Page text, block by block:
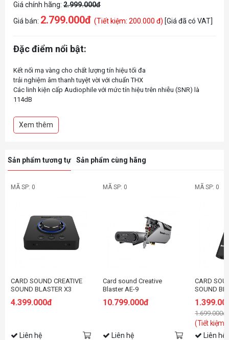
Giá chính hãng: 2.999.000đ
Giá bán: 2.799.000đ (Tiết kiệm: 200.000 đ) [Giá đã có VAT]
Đặc điểm nổi bật:
Kết nối mạ vàng cho chất lượng tín hiệu tối đa
trải nghiệm âm thanh tuyệt vời với chuẩn THX
Các linh kiện cấp Audiophile với mức tín hiệu trên nhiễu (SNR) là
114dB
Xem thêm
Sản phẩm tương tự Sản phẩm cùng hãng
MÃ SP: 0
CARD SOUND CREATIVE
SOUND BLASTER X3
4.399.000đ
Liên hệ
MÃ SP: 0
Card sound Creative
Blaster AE-9
10.799.000đ
Liên hệ
MÃ SP: 0
CARD
SOUND
1.699.000đ
(Tiết kiệm:
Liên hệ